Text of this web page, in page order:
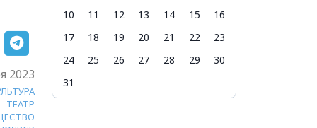
2023
ТЕАТР
10
11 12 13 14 15
16
17
18 19 20 21 22
23
24
25 26 27 28 29
30
31